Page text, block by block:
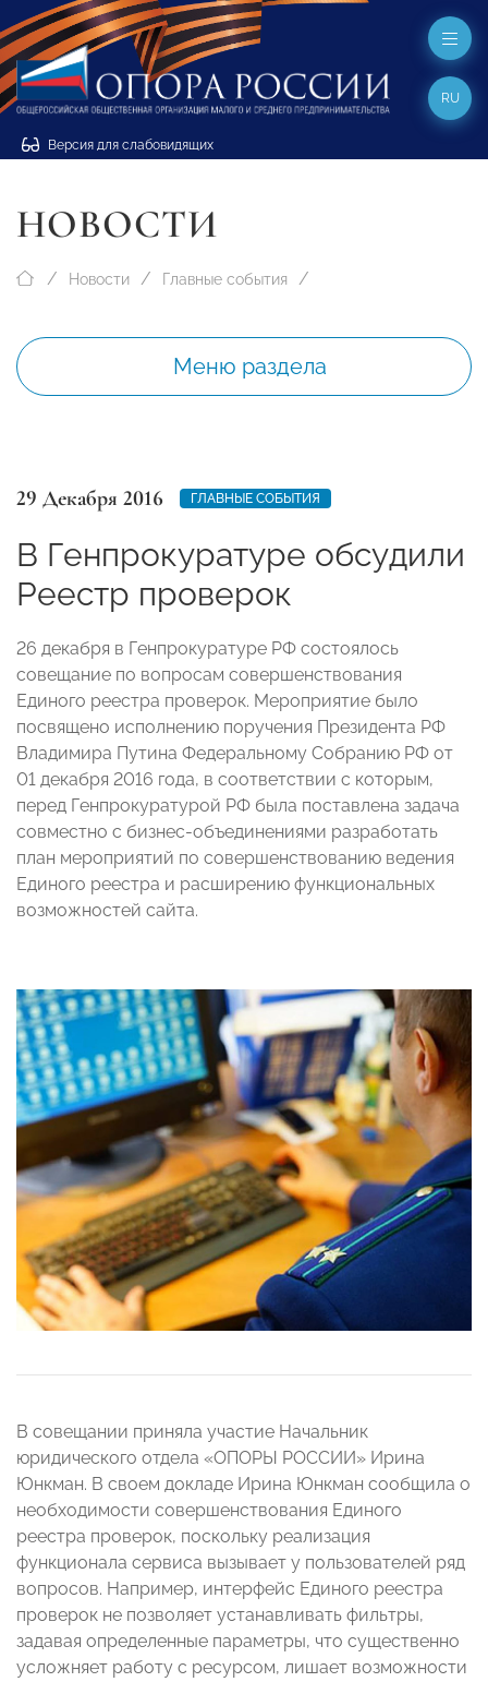
Версия для слабовидящих
RU
НОВОСТИ
Новости Главные события
Меню раздела
29 Декабря 2016 ГЛАВНЫЕ СОБЫТИЯ
В Генпрокуратуре обсудили
Реестр проверок
26 декабря в Генпрокуратуре РФ состоялось
совещание по вопросам совершенствования
Единого реестра проверок. Мероприятие было
посвящено исполнению поручения Президента РФ
Владимира Путина Федеральному Собранию РФ от
01 декабря 2016 года, в соответствии с которым,
перед Генпрокуратурой РФ была поставлена задача
совместно с бизнес-объединениями разработать
план мероприятий по совершенствованию ведения
Единого реестра и расширению функциональных
возможностей сайта.
В совещании приняла участие Начальник
юридического отдела «ОПОРЫ РОССИИ» Ирина
Юнкман. В своем докладе Ирина Юнкман сообщила о
необходимости совершенствования Единого
реестра проверок, поскольку реализация
функционала сервиса вызывает у пользователей ряд
вопросов. Например, интерфейс Единого реестра
проверок не позволяет устанавливать фильтры,
задавая определенные параметры, что существенно
усложняет работу с ресурсом, лишает возможности